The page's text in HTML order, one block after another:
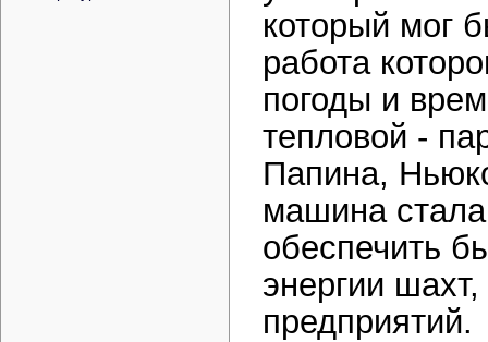
который мог
работа
погоды и
тепловой -
Папина,
машина
обеспечить
энергии
предприятий.